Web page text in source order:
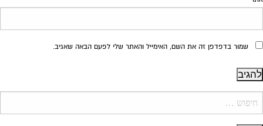
שמור בדפדפן זה את השם, האימייל והאתר שלי לפעם הבאה שאגיב.